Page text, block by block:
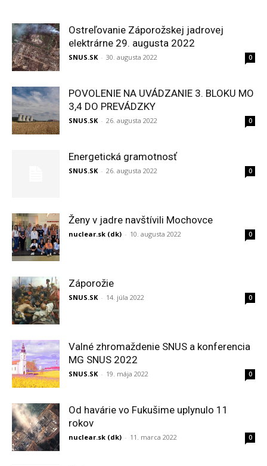
Ostreľovanie Záporožskej jadrovej
elektrárne 29. augusta 2022
SNUS.SK - 30. augusta 2022 0
POVOLENIE NA UVÁDZANIE 3. BLOKU MO
3,4 DO PREVÁDZKY
SNUS.SK - 26. augusta 2022 0
Energetická gramotnosť
SNUS.SK - 26. augusta 2022 0
Ženy v jadre navštívili Mochovce
nuclear.sk (dk) - 10. augusta 2022 0
Záporožie
SNUS.SK - 14. júla 2022 0
Valné zhromaždenie SNUS a konferencia
MG SNUS 2022
SNUS.SK - 19. mája 2022 0
Od havárie vo Fukušime uplynulo 11
rokov
nuclear.sk (dk) - 11. marca 2022 0